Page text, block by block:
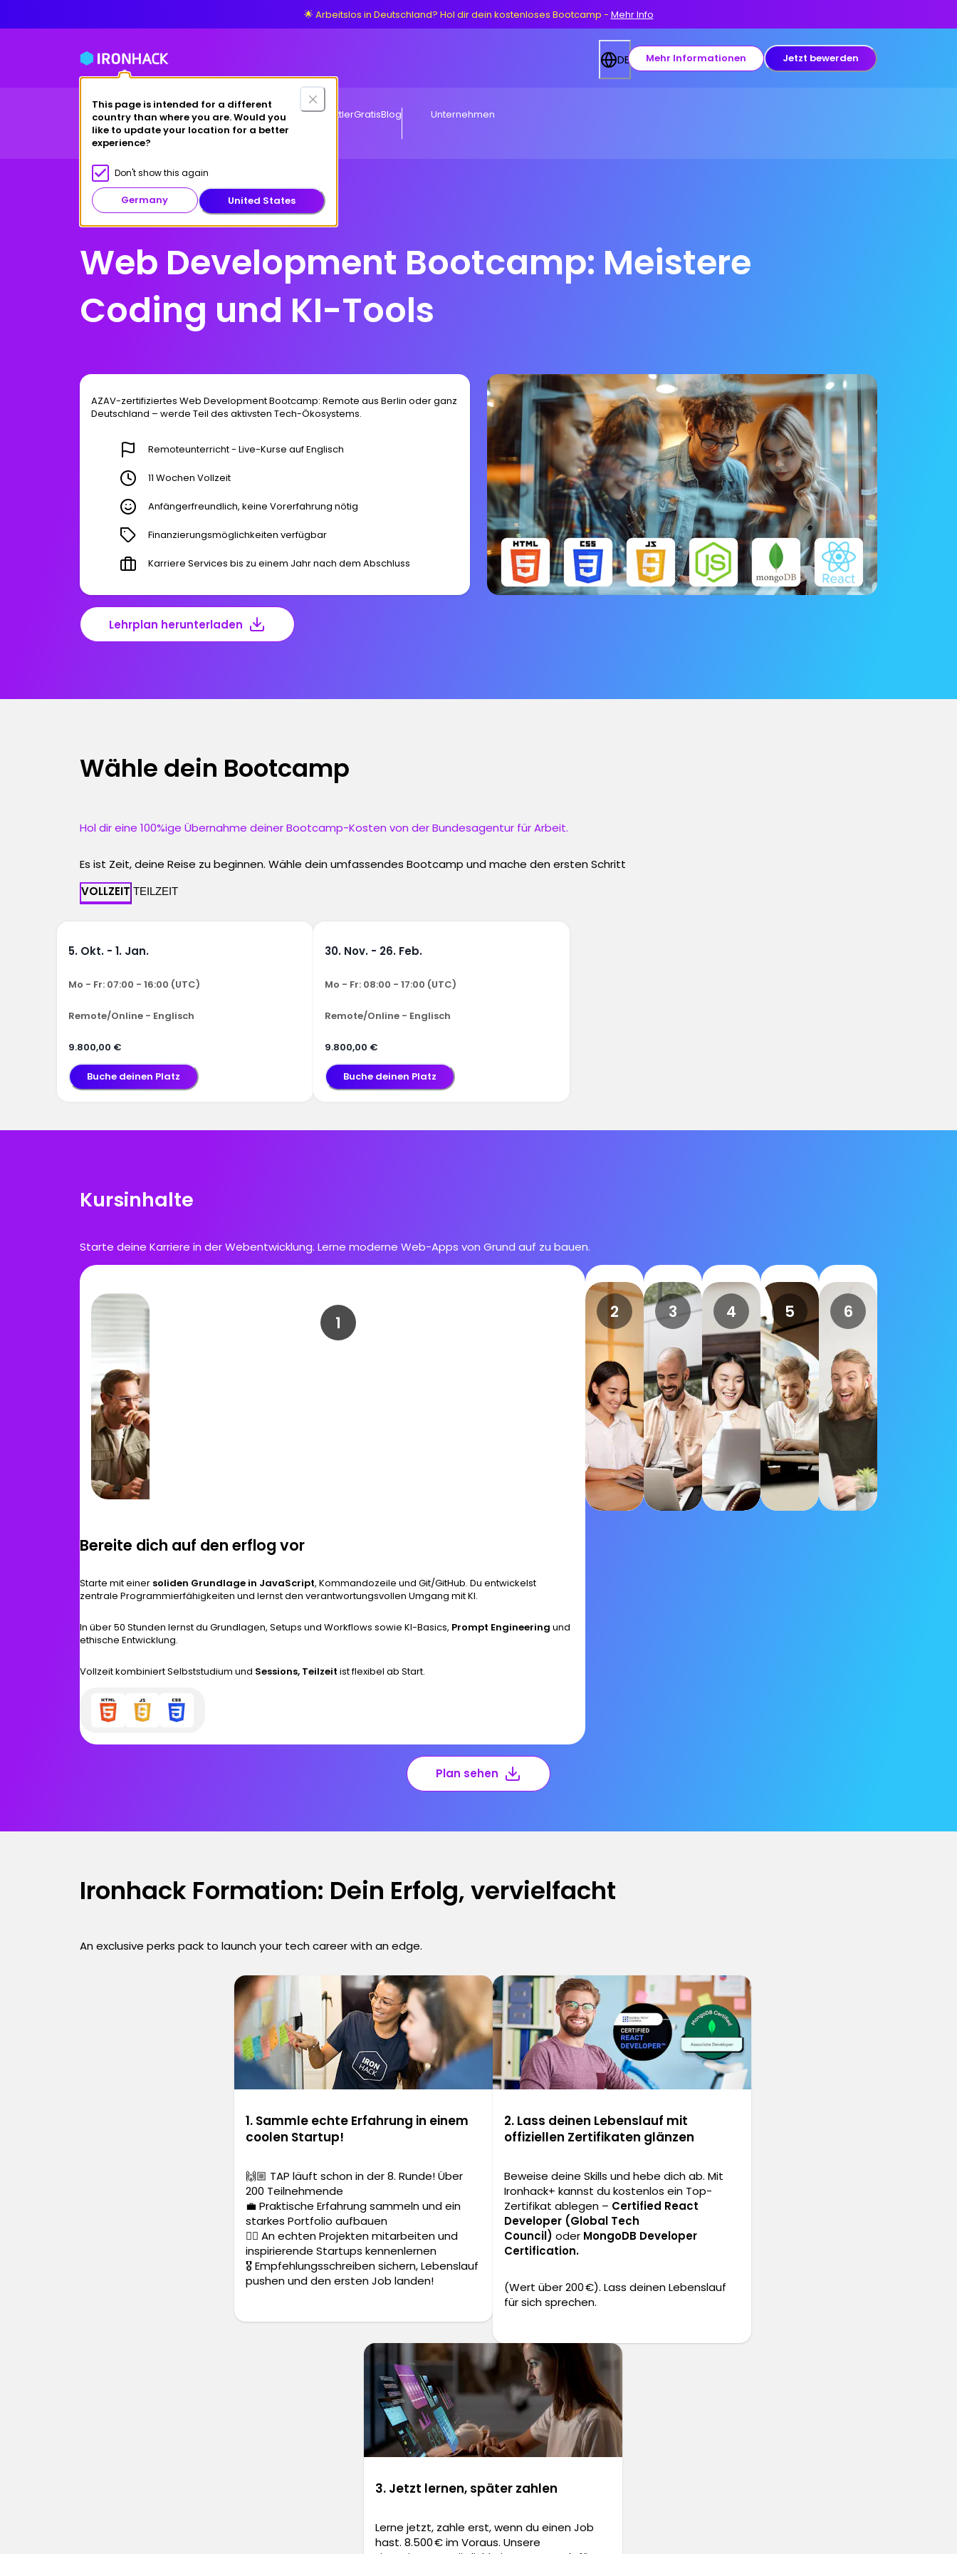
🌟 Arbeitslos in Deutschland? Hol dir dein kostenloses Bootcamp - Mehr Info
This page is intended for a different
country than where you are. Would you
like to update your location for a better
experience?
Don't show this again
Germany United States
DE Mehr Informationen Jetzt bewerden
Bootcamps Über uns
FinanzierungFür ArbeitsvermittlerGratisBlog Unternehmen
Deutschland
Web Development Bootcamp: Meistere
Coding und KI-Tools
AZAV-zertifiziertes Web Development Bootcamp: Remote aus Berlin oder ganz
Deutschland – werde Teil des aktivsten Tech-Ökosystems.
Remoteunterricht - Live-Kurse auf Englisch
11 Wochen Vollzeit
Anfängerfreundlich, keine Vorerfahrung nötig
Finanzierungsmöglichkeiten verfügbar
Karriere Services bis zu einem Jahr nach dem Abschluss
Lehrplan herunterladen
Wähle dein Bootcamp
Hol dir eine 100%ige Übernahme deiner Bootcamp-Kosten von der Bundesagentur für Arbeit.
Es ist Zeit, deine Reise zu beginnen. Wähle dein umfassendes Bootcamp und mache den ersten Schritt
VOLLZEIT TEILZEIT
5. Okt. - 1. Jan.
Mo - Fr: 07:00 - 16:00 (UTC)
Remote/Online - Englisch
9.800,00 €
Buche deinen Platz
30. Nov. - 26. Feb.
Mo - Fr: 08:00 - 17:00 (UTC)
Remote/Online - Englisch
9.800,00 €
Buche deinen Platz
Kursinhalte
Starte deine Karriere in der Webentwicklung. Lerne moderne Web-Apps von Grund auf zu bauen.
Bereite dich auf den erflog vor
Starte mit einer soliden Grundlage in JavaScript, Kommandozeile und Git/GitHub. Du entwickelst
zentrale Programmierfähigkeiten und lernst den verantwortungsvollen Umgang mit KI.
In über 50 Stunden lernst du Grundlagen, Setups und Workflows sowie KI-Basics, Prompt Engineering und
ethische Entwicklung.
Vollzeit kombiniert Selbststudium und Sessions, Teilzeit ist flexibel ab Start.
Plan sehen
Ironhack Formation: Dein Erfolg, vervielfacht
An exclusive perks pack to launch your tech career with an edge.
1. Sammle echte Erfahrung in einem
coolen Startup!
🙌🏼 TAP läuft schon in der 8. Runde! Über
200 Teilnehmende
💼 Praktische Erfahrung sammeln und ein
starkes Portfolio aufbauen
✍🏼 An echten Projekten mitarbeiten und
inspirierende Startups kennenlernen
🎖️ Empfehlungsschreiben sichern, Lebenslauf
pushen und den ersten Job landen!
2. Lass deinen Lebenslauf mit
offiziellen Zertifikaten glänzen
Beweise deine Skills und hebe dich ab. Mit
Ironhack+ kannst du kostenlos ein Top-
Zertifikat ablegen – Certified React
Developer (Global Tech
Council) oder MongoDB Developer
Certification.
(Wert über 200 €). Lass deinen Lebenslauf
für sich sprechen.
3. Jetzt lernen, später zahlen
Lerne jetzt, zahle erst, wenn du einen Job
hast. 8.500 € im Voraus. Unsere